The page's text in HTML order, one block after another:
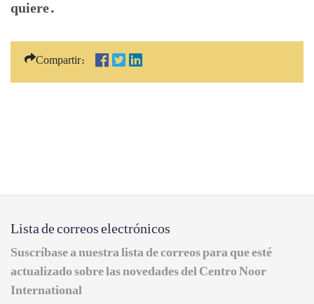
quiere.
Compartir:
Lista de correos electrónicos
Suscríbase a nuestra lista de correos para que esté
actualizado sobre las novedades del Centro Noor
International